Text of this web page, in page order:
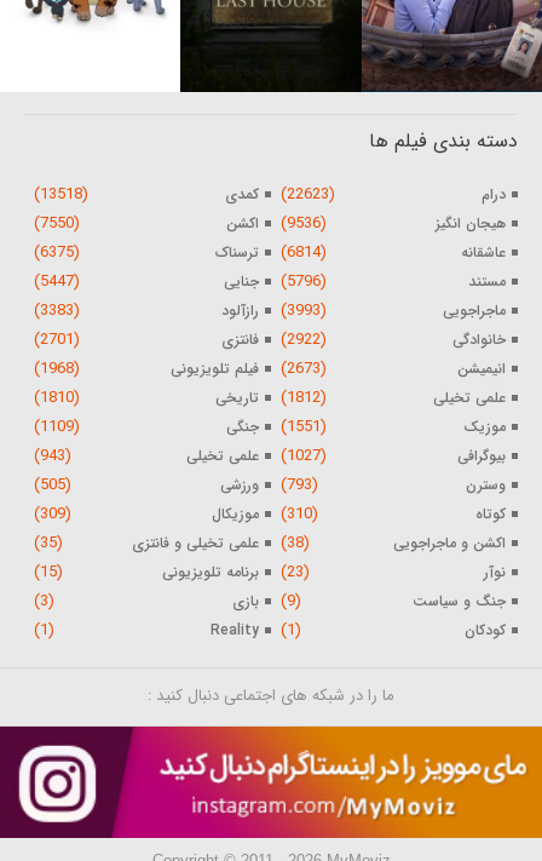
دسته بندی فیلم ها
درام (22623) کمدی (13518)
هیجان انگیز (9536) اکشن (7550)
عاشقانه (6814) ترسناک (6375)
مستند (5796) جنایی (5447)
ماجراجویی (3993) رازآلود (3383)
خانوادگی (2922) فانتزی (2701)
انیمیشن (2673) فیلم تلویزیونی (1968)
علمی تخیلی (1812) تاریخی (1810)
موزیک (1551) جنگی (1109)
بیوگرافی (1027) علمی تخیلی (943)
وسترن (793) ورزشی (505)
کوتاه (310) موزیکال (309)
اکشن و ماجراجویی (38) علمی تخیلی و فانتزی (35)
نوآر (23) برنامه تلویزیونی (15)
جنگ و سیاست (9) بازی (3)
کودکان (1)
Reality
(1)
ما را در شبکه های اجتماعی دنبال کنید :